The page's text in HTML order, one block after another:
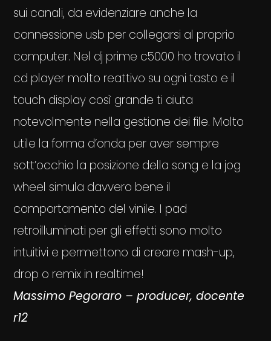
sui canali, da evidenziare anche la
connessione usb per collegarsi al proprio
computer. Nel dj prime c5000 ho trovato il
cd player molto reattivo su ogni tasto e il
touch display così grande ti aiuta
notevolmente nella gestione dei file. Molto
utile la forma d’onda per aver sempre
sott’occhio la posizione della song e la jog
wheel simula davvero bene il
comportamento del vinile. I pad
retroilluminati per gli effetti sono molto
intuitivi e permettono di creare mash-up,
drop o remix in realtime!
Massimo Pegoraro – producer, docente
r12